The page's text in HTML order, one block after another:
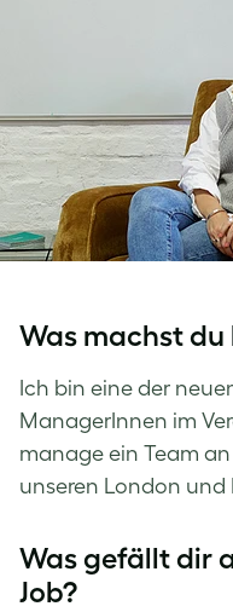
Was machst du
Ich bin eine der
ManagerInnen im
manage ein Team
unseren London und
Was gefällt dir
Job?